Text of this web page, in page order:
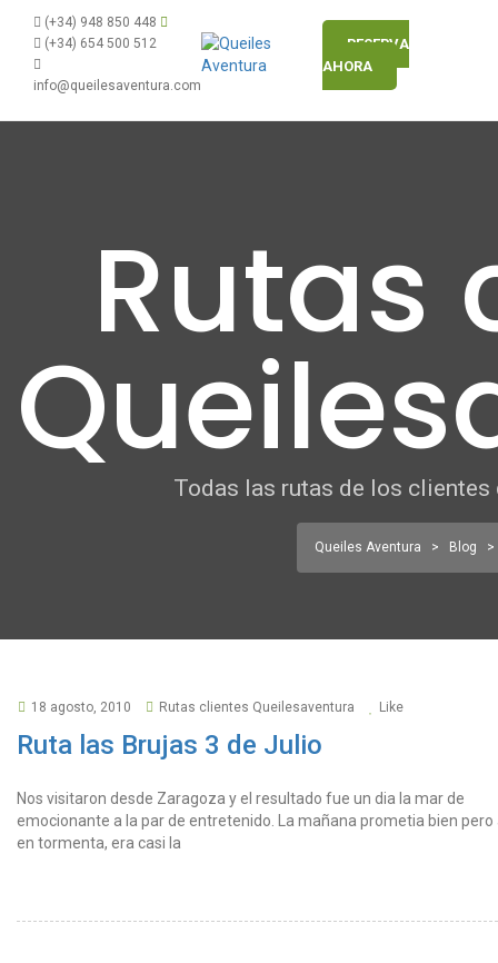
(+34) 948 850 448
(+34) 654 500 512
info@queilesaventura.com
RESERVA
AHORA
Rutas
Todas las rutas de los clientes
Queiles Aventura > Blog >
18 agosto, 2010 Rutas clientes Queilesaventura Like
Ruta las Brujas 3 de Julio
Nos visitaron desde Zaragoza y el resultado fue un dia la mar de
emocionante a la par de entretenido. La mañana prometia bien pero
en tormenta, era casi la